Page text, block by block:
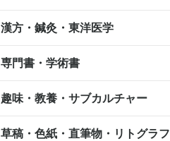
漢方・鍼灸・東洋医学
専門書・学術書
趣味・教養・サブカルチャー
草稿・色紙・直筆物・リトグラフ